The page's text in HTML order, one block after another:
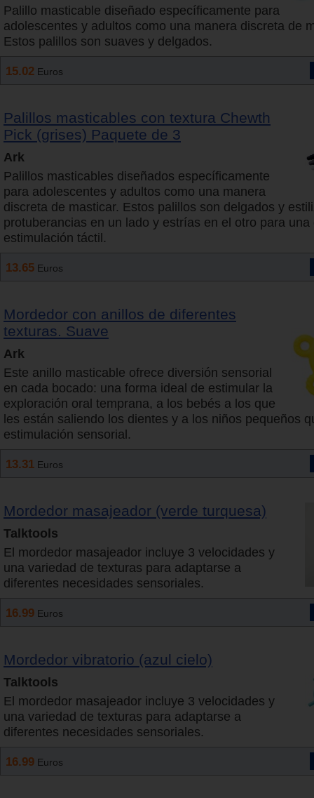
Palillo masticable diseñado específicamente para
adolescentes y adultos como una manera discreta de
Estos palillos son suaves y delgados.
15.02 Euros
Palillos masticables con textura Chewth
Pick (grises) Paquete de 3
Ark
Palillos masticables diseñados específicamente
para adolescentes y adultos como una manera
discreta de masticar. Estos palillos son delgados y
protuberancias en un lado y estrías en el otro para una
estimulación táctil.
13.65 Euros
Mordedor con anillos de diferentes
texturas. Suave
Ark
Este anillo masticable ofrece diversión sensorial
en cada bocado: una forma ideal de estimular la
exploración oral temprana, a los bebés a los que
les están saliendo los dientes y a los niños pequeños
estimulación sensorial.
13.31 Euros
Mordedor masajeador (verde turquesa)
Talktools
El mordedor masajeador incluye 3 velocidades y
una variedad de texturas para adaptarse a
diferentes necesidades sensoriales.
16.99 Euros
Mordedor vibratorio (azul cielo)
Talktools
El mordedor masajeador incluye 3 velocidades y
una variedad de texturas para adaptarse a
diferentes necesidades sensoriales.
16.99 Euros